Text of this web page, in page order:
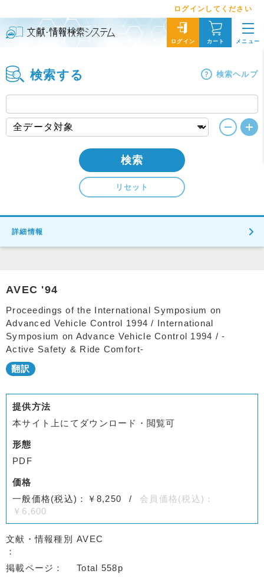
ログインしてください
ログイン カート メニュー
検索する 検索ヘルプ
検索
リセット
詳細情報
AVEC '94
Proceedings of the International Symposium on
Advanced Vehicle Control 1994 / International
Symposium on Advance Vehicle Control 1994 / -
Active Safety & Ride Comfort-
提供方法
本サイト上にてダウンロード・閲覧可
形態
PDF
価格
一般価格(税込)：￥8,250
会員価格(税込)：
￥6,600
文献・情報種別 AVEC
掲載ページ
Total 558p